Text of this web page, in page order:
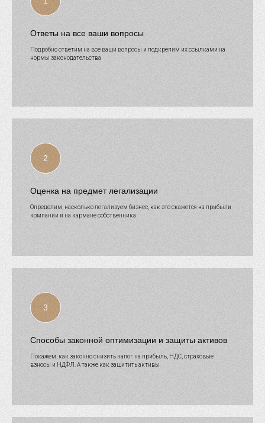
Ответы на все ваши вопросы
Подробно ответим на все ваши вопросы и подкрепим их ссылками на
нормы законодательства
Оценка на предмет легализации
Определим, насколько легализуем бизнес, как это скажется на прибыли
компании и на кармане собственника
Способы законной оптимизации и защиты активов
Покажем, как законно снизить налог на прибыль, НДС, страховые
взносы и НДФЛ. А также как защитить активы